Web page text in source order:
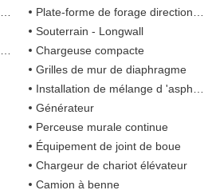
Plate-forme de forage directionnelle horizontale
Souterrain - Longwall
Chargeuse compacte
Grilles de mur de diaphragme
Installation de mélange d 'asphalte
Générateur
Perceuse murale continue
Équipement de joint de boue
Chargeur de chariot élévateur
Camion à benne